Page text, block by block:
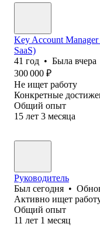
Key Account
SaaS)
41 год • Была вчера
300 000 ₽
Не ищет работу
Конкретные
Общий опыт
15 лет 3 месяца
Руководитель
Был сегодня •
Активно ищет
Общий опыт
11 лет 1 месяц